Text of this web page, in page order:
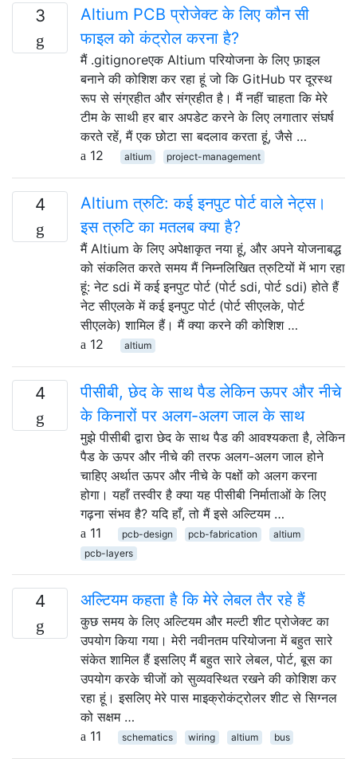
3
Altium PCB प्रोजेक्ट के लिए कौन सी
फाइल को कंट्रोल करना है?
मैं .gitignoreएक Altium परियोजना के लिए फ़ाइल
बनाने की कोशिश कर रहा हूं जो कि GitHub पर दूरस्थ
रूप से संग्रहीत और संग्रहीत है। मैं नहीं चाहता कि मेरे
टीम के साथी हर बार अपडेट करने के लिए लगातार संघर्ष
करते रहें, मैं एक छोटा सा बदलाव करता हूं, जैसे …
12
altium project-management
4
Altium त्रुटि: कई इनपुट पोर्ट वाले नेट्स।
इस त्रुटि का मतलब क्या है?
मैं Altium के लिए अपेक्षाकृत नया हूं, और अपने योजनाबद्ध
को संकलित करते समय मैं निम्नलिखित त्रुटियों में भाग रहा
हूं: नेट sdi में कई इनपुट पोर्ट (पोर्ट sdi, पोर्ट sdi) होते हैं
नेट सीएलके में कई इनपुट पोर्ट (पोर्ट सीएलके, पोर्ट
सीएलके) शामिल हैं। मैं क्या करने की कोशिश …
12
altium
4
पीसीबी, छेद के साथ पैड लेकिन ऊपर और नीचे
के किनारों पर अलग-अलग जाल के साथ
मुझे पीसीबी द्वारा छेद के साथ पैड की आवश्यकता है, लेकिन
पैड के ऊपर और नीचे की तरफ अलग-अलग जाल होने
चाहिए अर्थात ऊपर और नीचे के पक्षों को अलग करना
होगा। यहाँ तस्वीर है क्या यह पीसीबी निर्माताओं के लिए
गढ़ना संभव है? यदि हाँ, तो मैं इसे अल्टियम …
11
pcb-design pcb-fabrication
altium
pcb-layers
4 अल्टियम कहता है कि मेरे लेबल तैर रहे हैं
कुछ समय के लिए अल्टियम और मल्टी शीट प्रोजेक्ट का
उपयोग किया गया। मेरी नवीनतम परियोजना में बहुत सारे
संकेत शामिल हैं इसलिए मैं बहुत सारे लेबल, पोर्ट, बूस का
उपयोग करके चीजों को सुव्यवस्थित रखने की कोशिश कर
रहा हूं। इसलिए मेरे पास माइक्रोकंट्रोलर शीट से सिग्नल
को सक्षम …
11
schematics wiring altium bus